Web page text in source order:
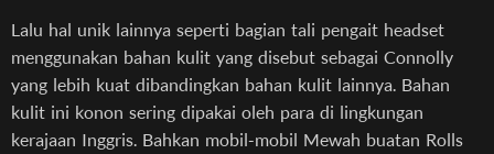
Lalu hal unik lainnya seperti bagian tali pengait headset
menggunakan bahan kulit yang disebut sebagai Connolly
yang lebih kuat dibandingkan bahan kulit lainnya. Bahan
kulit ini konon sering dipakai oleh para di lingkungan
kerajaan Inggris. Bahkan mobil-mobil Mewah buatan Rolls